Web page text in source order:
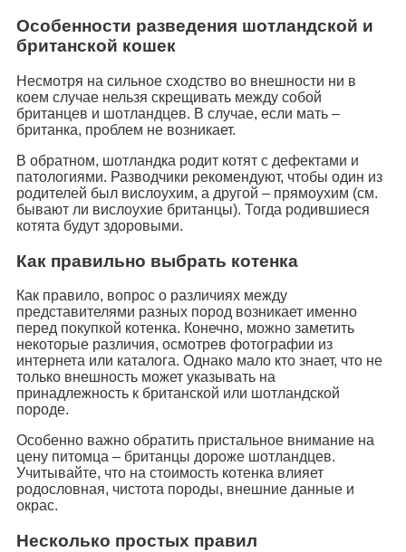
Особенности разведения шотландской и
британской кошек
Несмотря на сильное сходство во внешности ни в
коем случае нельзя скрещивать между собой
британцев и шотландцев. В случае, если мать –
британка, проблем не возникает.
В обратном, шотландка родит котят с дефектами и
патологиями. Разводчики рекомендуют, чтобы один из
родителей был вислоухим, а другой – прямоухим (см.
бывают ли вислоухие британцы). Тогда родившиеся
котята будут здоровыми.
Как правильно выбрать котенка
Как правило, вопрос о различиях между
представителями разных пород возникает именно
перед покупкой котенка. Конечно, можно заметить
некоторые различия, осмотрев фотографии из
интернета или каталога. Однако мало кто знает, что не
только внешность может указывать на
принадлежность к британской или шотландской
породе.
Особенно важно обратить пристальное внимание на
цену питомца – британцы дороже шотландцев.
Учитывайте, что на стоимость котенка влияет
родословная, чистота породы, внешние данные и
окрас.
Несколько простых правил